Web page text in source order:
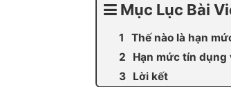
Mục Lục Bài
Thế nào là hạn
Hạn mức tín dụng
Lời kết